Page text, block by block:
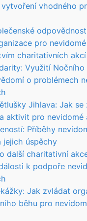
vhodného
pro nevidomé
charitativních akcí
Využití Nočního
o problémech
Jihlava: Jak
aktivit pro nevidomé
Příběhy
​jejich úspěchy
další ‌charitativní
k podpoře
Jak zvládat
běhu pro